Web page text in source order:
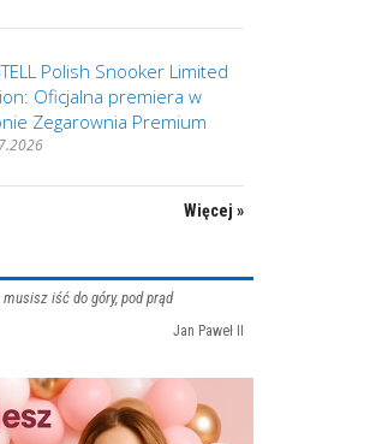
Polish Snooker Limited
Oficjalna premiera w
Zegarownia Premium
Więcej »
iść do góry, pod prąd
Jan Paweł II